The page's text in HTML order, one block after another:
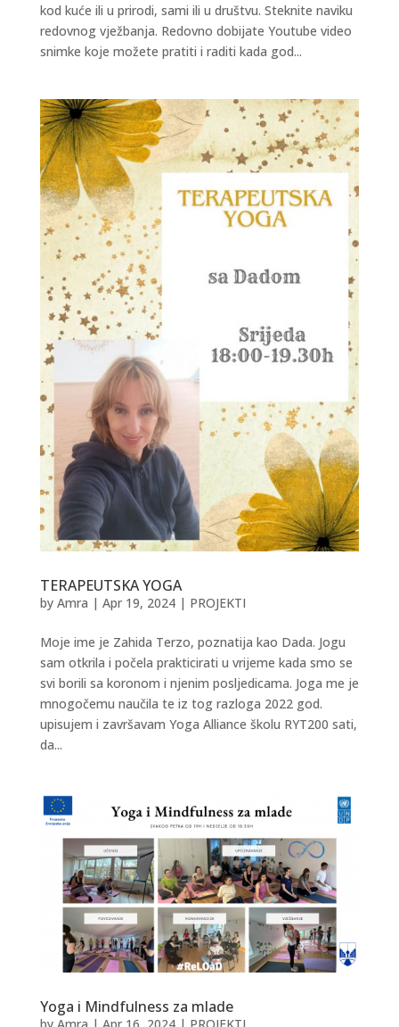
kod kuće ili u prirodi, sami ili u društvu. Steknite naviku
redovnog vježbanja. Redovno dobijate Youtube video
snimke koje možete pratiti i raditi kada god...
TERAPEUTSKA YOGA
by Amra | Apr 19, 2024| PROJEKTI
Moje ime je Zahida Terzo, poznatija kao Dada. Jogu
sam otkrila i počela prakticirati u vrijeme kada smo se
svi borili sa koronom i njenim posljedicama. Joga me je
mnogočemu naučila te iz tog razloga 2022 god.
upisujem i završavam Yoga Alliance školu RYT200 sati,
da...
Yoga i Mindfulness za mlade